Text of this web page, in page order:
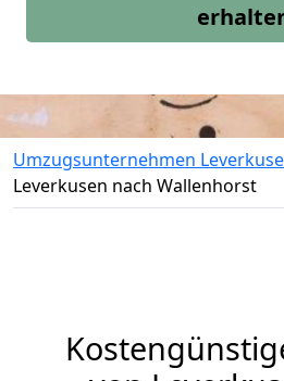
Umzugsunternehmen
Leverkusen nach Wallenhorst